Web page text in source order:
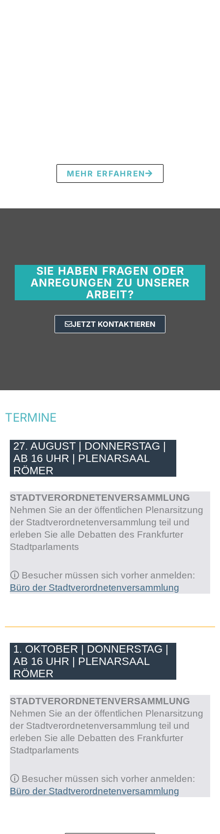
MEHR ERFAHREN
SIE HABEN FRAGEN ODER
ANREGUNGEN ZU UNSERER
ARBEIT?
JETZT KONTAKTIEREN
TERMINE
27. AUGUST | DONNERSTAG |
AB 16 UHR | PLENARSAAL
RÖMER
STADTVERORDNETENVERSAMMLUNG
Nehmen Sie an der öffentlichen Plenarsitzung
der Stadtverordnetenversammlung teil und
erleben Sie alle Debatten des Frankfurter
Stadtparlaments
🛈 Besucher müssen sich vorher anmelden:
Büro der Stadtverordnetenversammlung
1. OKTOBER | DONNERSTAG |
AB 16 UHR | PLENARSAAL
RÖMER
STADTVERORDNETENVERSAMMLUNG
Nehmen Sie an der öffentlichen Plenarsitzung
der Stadtverordnetenversammlung teil und
erleben Sie alle Debatten des Frankfurter
Stadtparlaments
🛈 Besucher müssen sich vorher anmelden:
Büro der Stadtverordnetenversammlung